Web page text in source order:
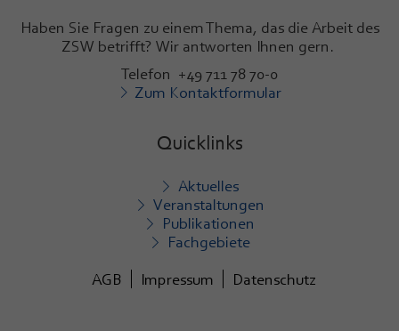
Haben Sie Fragen zu einem Thema, das die Arbeit des
ZSW betrifft? Wir antworten Ihnen gern.
Telefon +49 711 78 70-0
Zum Kontaktformular
Quicklinks
Aktuelles
Veranstaltungen
Publikationen
Fachgebiete
AGB
Impressum Datenschutz